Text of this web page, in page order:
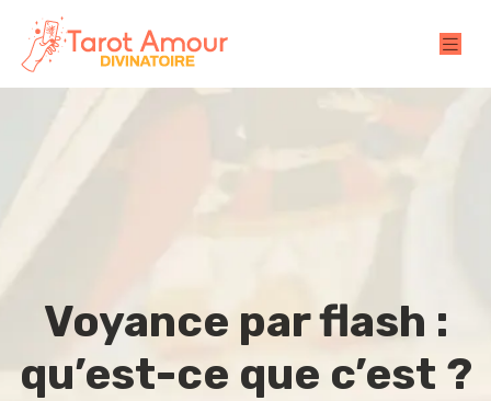
Voyance par flash :
qu’est-ce que c’est ?